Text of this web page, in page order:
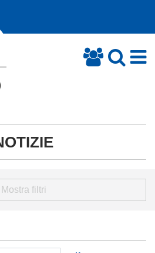
Mostra filtri